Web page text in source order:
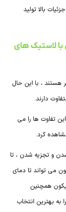
بالا تولید
لاستیک های
الاستومر هستند ، با این حال
دارند.
تفاوت ها را می
کرد.
و تجزیه شدن ، تا
می تواند تا دمای
همچنین
به بهترین انتخاب